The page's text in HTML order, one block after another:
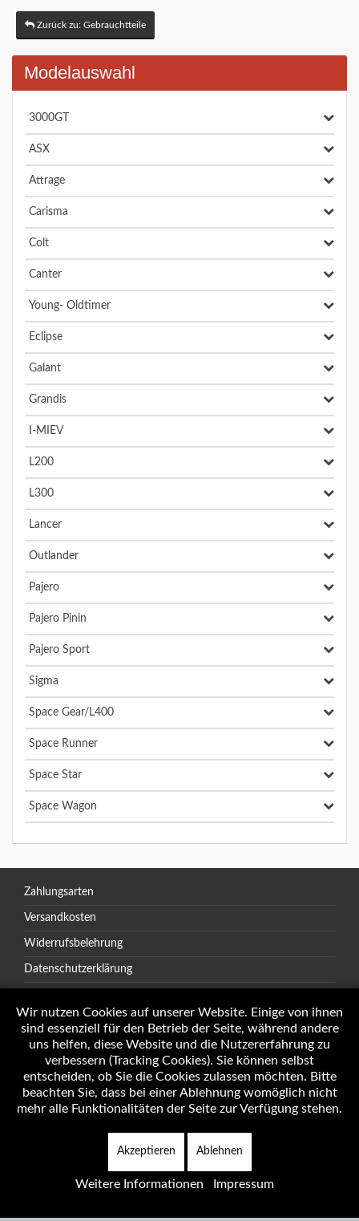
Zurück zu: Gebrauchtteile
Modelauswahl
3000GT
ASX
Attrage
Carisma
Colt
Canter
Young- Oldtimer
Eclipse
Galant
Grandis
I-MIEV
L200
L300
Lancer
Outlander
Pajero
Pajero Pinin
Pajero Sport
Sigma
Space Gear/L400
Space Runner
Space Star
Space Wagon
Zahlungsarten
Versandkosten
Widerrufsbelehrung
Datenschutzerklärung
Öffnungszeiten
Impressum
Copyright © 2026 Autotechnik J. Weninger Alle Rechte vorbehalten.
Wir nutzen Cookies auf unserer Website. Einige von ihnen
sind essenziell für den Betrieb der Seite, während andere
uns helfen, diese Website und die Nutzererfahrung zu
verbessern (Tracking Cookies). Sie können selbst
entscheiden, ob Sie die Cookies zulassen möchten. Bitte
beachten Sie, dass bei einer Ablehnung womöglich nicht
mehr alle Funktionalitäten der Seite zur Verfügung stehen.
Akzeptieren Ablehnen
Weitere Informationen Impressum